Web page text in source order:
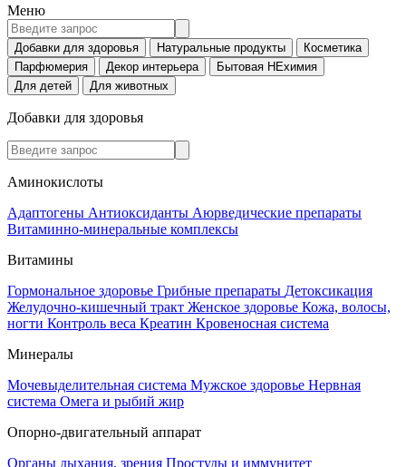
Меню
Добавки для здоровья Натуральные продукты
Косметика
Парфюмерия
Декор интерьера
Бытовая НЕхимия
Для детей
Для животных
Добавки для здоровья
Аминокислоты
Адаптогены Антиоксиданты Аюрведические препараты
Витаминно-минеральные комплексы
Витамины
Гормональное здоровье Грибные препараты Детоксикация
Желудочно-кишечный тракт Женское здоровье Кожа, волосы,
ногти Контроль веса Креатин Кровеносная система
Минералы
Мочевыделительная система Мужское здоровье Нервная
система Омега и рыбий жир
Опорно-двигательный аппарат
Органы дыхания, зрения Простуды и иммунитет